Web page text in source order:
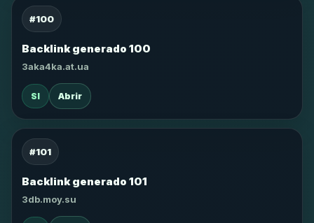
#100
Backlink generado 100
3aka4ka.at.ua
SI Abrir
#101
Backlink generado 101
3db.moy.su